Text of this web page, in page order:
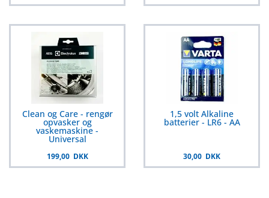
Clean og Care - rengør
opvasker og
vaskemaskine -
Universal
199,00 DKK
1,5 volt Alkaline
batterier - LR6 - AA
30,00 DKK